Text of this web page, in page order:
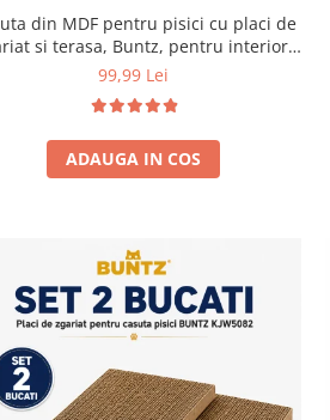
din MDF pentru pisici cu placi de
si terasa, Buntz, pentru interior,
44x28.5x30.5cm, Maro
99,99 Lei
ADAUGA IN COS